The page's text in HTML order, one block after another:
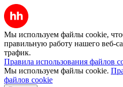
Мы используем файлы cookie,
правильную работу нашего веб-
трафик.
Правила использования файлов
Мы используем файлы cookie.
файлов cookie